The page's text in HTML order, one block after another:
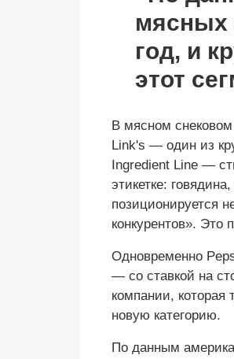
В мясном снековом
Link's — один из
Ingredient Line —
этикетке:
позиционируется
конкурентов». Это
Одновременно
— со ставкой на
компании, которая
новую категорию.
По данным